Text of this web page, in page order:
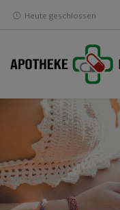
Heute geschlossen